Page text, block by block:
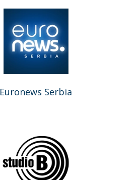
Euronews Serbia